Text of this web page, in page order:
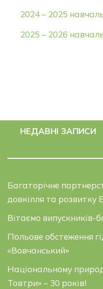
2024 – 2025
2025 – 2026
НЕДАВНІ ЗАПИСИ
Багаторічне
довкілля та розвитку
Вітаємо випускників-
Польове обстеження
«Вовчанський»
Національному
Товтри» – 30 років!